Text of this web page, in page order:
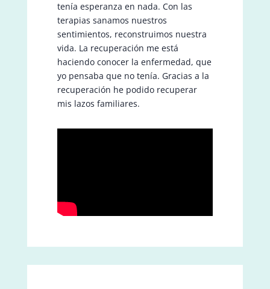
tenía esperanza en nada. Con las
terapias sanamos nuestros
sentimientos, reconstruimos nuestra
vida. La recuperación me está
haciendo conocer la enfermedad, que
yo pensaba que no tenía. Gracias a la
recuperación he podido recuperar
mis lazos familiares.